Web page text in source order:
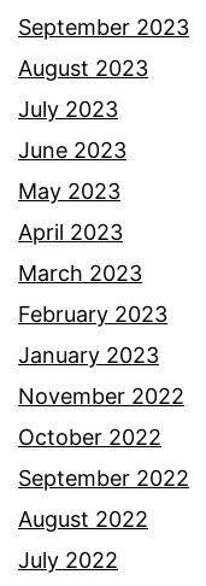
September 2023
August 2023
July 2023
June 2023
May 2023
April 2023
March 2023
February 2023
January 2023
November 2022
October 2022
September 2022
August 2022
July 2022